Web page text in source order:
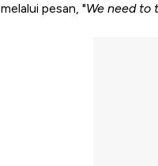
melalui pesan, "We need to